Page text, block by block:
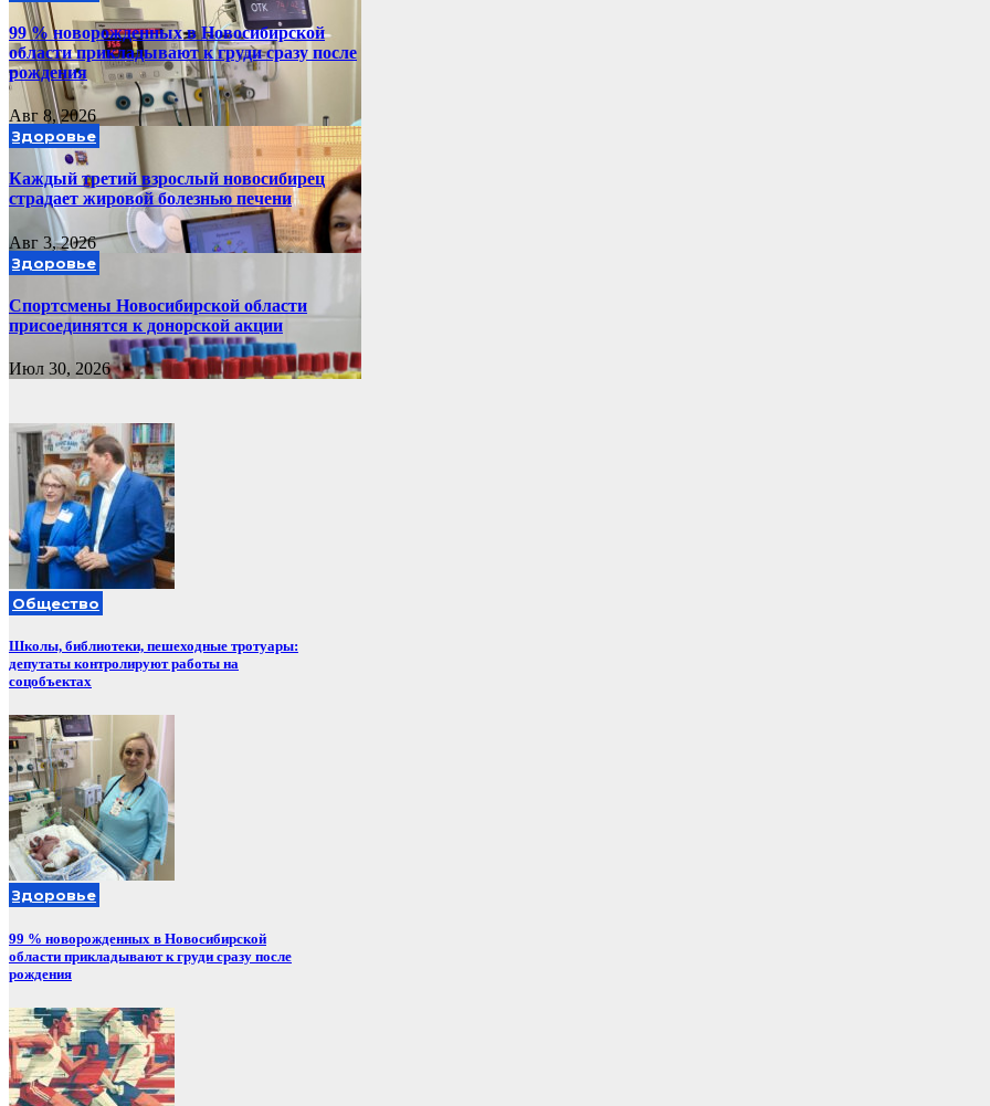
99 % новорожденных в Новосибирской
области прикладывают к груди сразу после
рождения
Авг 8, 2026
Здоровье
Каждый третий взрослый новосибирец
страдает жировой болезнью печени
Авг 3, 2026
Здоровье
Спортсмены Новосибирской области
присоединятся к донорской акции
Июл 30, 2026
Общество
Школы, библиотеки, пешеходные тротуары:
депутаты контролируют работы на
соцобъектах
Здоровье
99 % новорожденных в Новосибирской
области прикладывают к груди сразу после
рождения